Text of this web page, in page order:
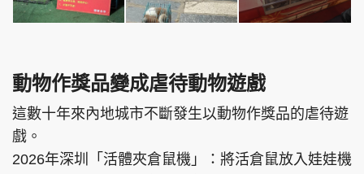
動物作獎品變成虐待動物遊戲
這數十年來內地城市不斷發生以動物作獎品的虐待遊
戲。
2026年深圳「活體夾倉鼠機」：將活倉鼠放入娃娃機